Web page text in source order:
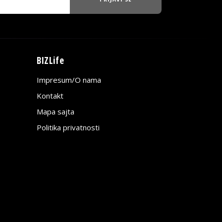
BIZLife
Impresum/O nama
Kontakt
Mapa sajta
Politika privatnosti